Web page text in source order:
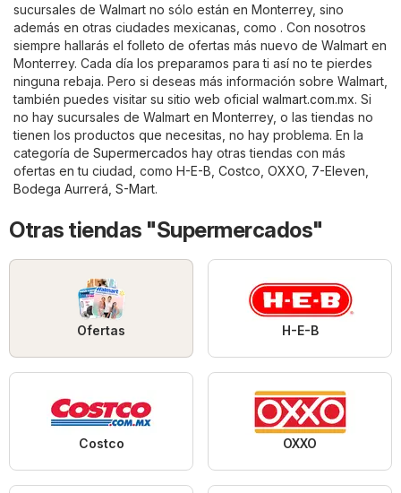
sucursales de Walmart no sólo están en Monterrey, sino
además en otras ciudades mexicanas, como . Con nosotros
siempre hallarás el folleto de ofertas más nuevo de Walmart en
Monterrey. Cada día los preparamos para ti así no te pierdes
ninguna rebaja. Pero si deseas más información sobre Walmart,
también puedes visitar su sitio web oficial walmart.com.mx. Si
no hay sucursales de Walmart en Monterrey, o las tiendas no
tienen los productos que necesitas, no hay problema. En la
categoría de Supermercados hay otras tiendas con más
ofertas en tu ciudad, como H-E-B Costco OXXO 7-Eleven
Bodega Aurrerá S-Mart.
Otras tiendas "Supermercados"
Ofertas H-E-B
Costco OXXO